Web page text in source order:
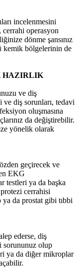
incelenmesini
cerrahi operasyon
dönme şansınız
kemik bölgelerinin de
HAZIRLIK
ve diş
diş sorunları, tedavi
oluşmasına
da değiştirebilir.
yönelik olarak
geçirecek ve
EKG
testleri ya da başka
cerrahisi
ya da prostat gibi tıbbi
ederse, diş
sorununuz olup
ya da diğer mikroplar